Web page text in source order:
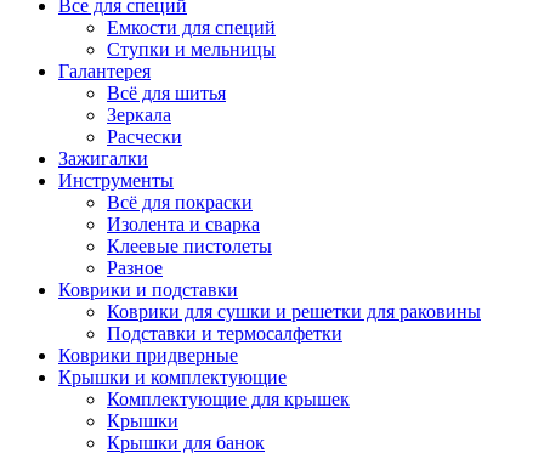
Все для специй
Емкости для специй
Ступки и мельницы
Галантерея
Всё для шитья
Зеркала
Расчески
Зажигалки
Инструменты
Всё для покраски
Изолента и сварка
Клеевые пистолеты
Разное
Коврики и подставки
Коврики для сушки и решетки для раковины
Подставки и термосалфетки
Коврики придверные
Крышки и комплектующие
Комплектующие для крышек
Крышки
Крышки для банок